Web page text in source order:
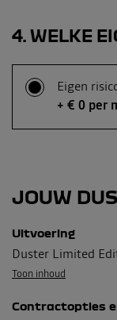
4 WELKE
Eigen
+ € 0 per
JOUW
Uitvoering
Duster Limited
Toon inhoud
Contractopties